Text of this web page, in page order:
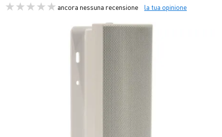
ancora nessuna recensione la tua opinione